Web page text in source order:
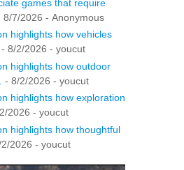
games that require
8/7/2026 - Anonymous
highlights how vehicles
- 8/2/2026 - youcut
highlights how outdoor
- 8/2/2026 - youcut
highlights how exploration
2026 - youcut
highlights how thoughtful
2026 - youcut